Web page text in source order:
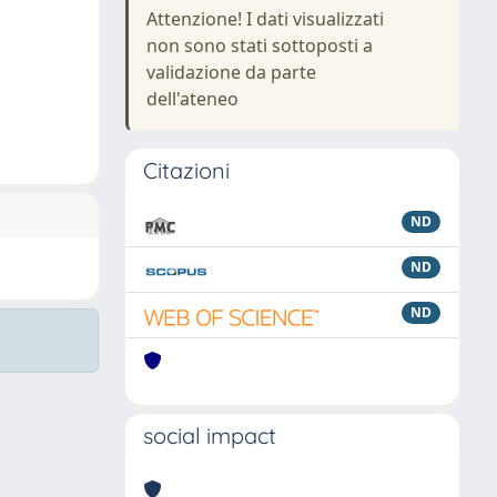
Attenzione! I dati visualizzati
non sono stati sottoposti a
validazione da parte
dell'ateneo
Citazioni
ND
ND
ND
social impact